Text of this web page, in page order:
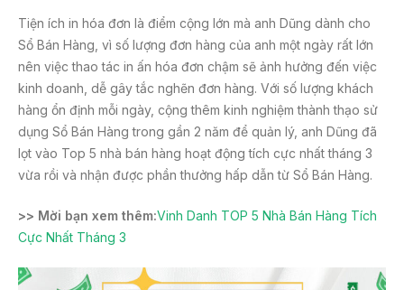
Tiện ích in hóa đơn là điểm cộng lớn mà anh Dũng dành cho
Sổ Bán Hàng, vì số lượng đơn hàng của anh một ngày rất lớn
nên việc thao tác in ấn hóa đơn chậm sẽ ảnh hưởng đến việc
kinh doanh, dễ gây tắc nghẽn đơn hàng. Với số lượng khách
hàng ổn định mỗi ngày, cộng thêm kinh nghiệm thành thạo sử
dụng Sổ Bán Hàng trong gần 2 năm để quản lý, anh Dũng đã
lọt vào Top 5 nhà bán hàng hoạt động tích cực nhất tháng 3
vừa rồi và nhận được phần thưởng hấp dẫn từ Sổ Bán Hàng.
>> Mời bạn xem thêm:Vinh Danh TOP 5 Nhà Bán Hàng Tích
Cực Nhất Tháng 3